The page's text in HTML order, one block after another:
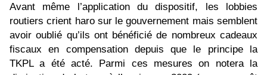
Avant même l’application du dispositif, les lobbies
routiers crient haro sur le gouvernement mais semblent
avoir oublié qu’ils ont bénéficié de nombreux cadeaux
fiscaux en compensation depuis que le principe la
TKPL a été acté. Parmi ces mesures on notera la